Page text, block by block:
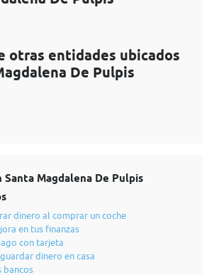
otras entidades ubicados
De Pulpis
Santa Magdalena De Pulpis
dinero al comprar un coche
en tus finanzas
con tarjeta
dinero en casa
bancos